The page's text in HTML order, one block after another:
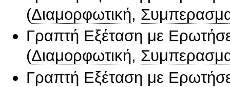
(Διαμορφωτική,
Γραπτή Εξέταση με
(Διαμορφωτική,
Γραπτή Εξέταση με